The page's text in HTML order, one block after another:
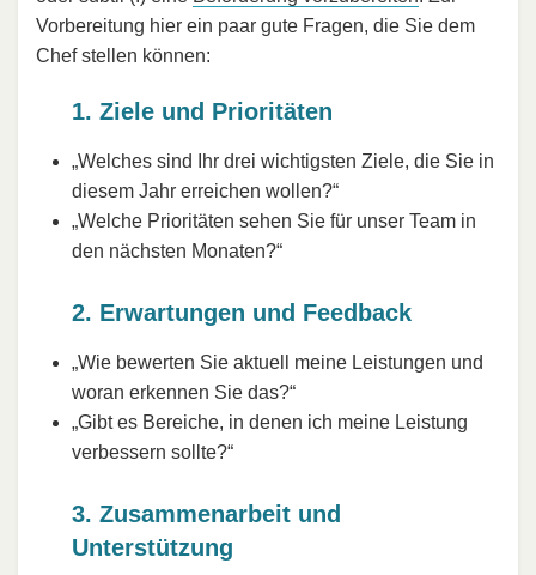
Vorbereitung hier ein paar gute Fragen, die Sie dem
Chef stellen können:
1. Ziele und Prioritäten
„Welches sind Ihr drei wichtigsten Ziele, die Sie in
diesem Jahr erreichen wollen?“
„Welche Prioritäten sehen Sie für unser Team in
den nächsten Monaten?“
2. Erwartungen und Feedback
„Wie bewerten Sie aktuell meine Leistungen und
woran erkennen Sie das?“
„Gibt es Bereiche, in denen ich meine Leistung
verbessern sollte?“
3. Zusammenarbeit und
Unterstützung